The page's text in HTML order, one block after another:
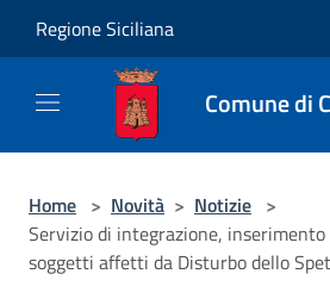
Regione Siciliana
Comune di
Home > Novità > Notizie >
Servizio di integrazione,
soggetti affetti da Disturbo dello